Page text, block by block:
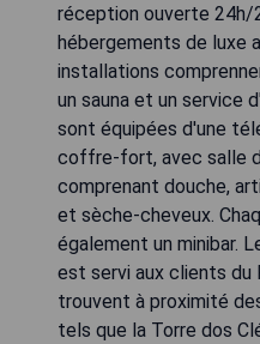
réception ouverte 24h/
hébergements de luxe
installations
un sauna et un service
sont équipées d'une
coffre-fort, avec salle
comprenant douche,
et sèche-cheveux.
également un minibar.
est servi aux clients du
trouvent à proximité
tels que la Torre dos